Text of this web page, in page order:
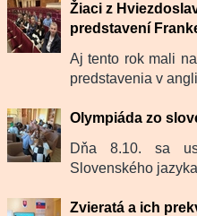
Žiaci z
predstavení
Aj tento rok mali
predstavenia v
Olympiáda zo
Dňa 8.10. sa
Slovenského
Zvieratá a ich